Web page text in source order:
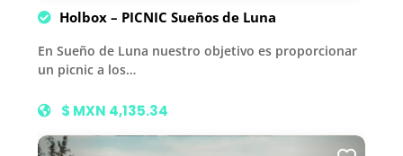
Holbox – PICNIC Sueños de Luna
En Sueño de Luna nuestro objetivo es proporcionar
un picnic a los…
$ MXN 4,135.34